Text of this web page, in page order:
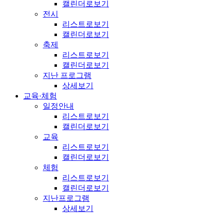
캘린더로보기
전시
리스트로보기
캘린더로보기
축제
리스트로보기
캘린더로보기
지난 프로그램
상세보기
교육·체험
일정안내
리스트로보기
캘린더로보기
교육
리스트로보기
캘린더로보기
체험
리스트로보기
캘린더로보기
지난프로그램
상세보기